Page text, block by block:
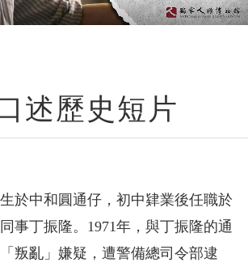
述歷史短片
於中和圓通仔，初中肄業後任職於
事丁振隆。1971年，與丁振隆的通
叛亂」嫌疑，遭警備總司令部逮